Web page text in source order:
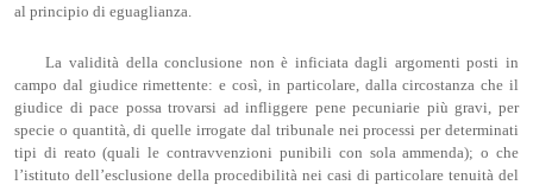
al principio di eguaglianza.
La validità della conclusione non è inficiata dagli argomenti posti in
campo dal giudice rimettente: e così, in particolare, dalla circostanza che il
giudice di pace possa trovarsi ad infliggere pene pecuniarie più gravi, per
specie o quantità, di quelle irrogate dal tribunale nei processi per determinati
tipi di reato (quali le contravvenzioni punibili con sola ammenda); o che
l’istituto dell’esclusione della procedibilità nei casi di particolare tenuità del